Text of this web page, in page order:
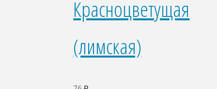
Красноцветущая
(лимская)